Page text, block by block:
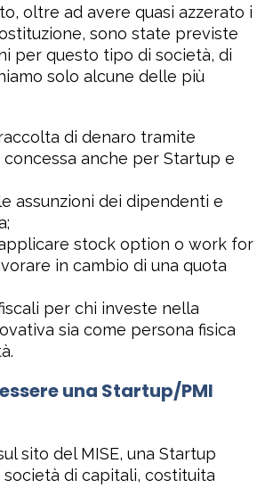
oltre ad avere quasi azzerato i
sono state previste
per questo tipo di società, di
solo alcune delle più
di denaro tramite
anche per Startup e
assunzioni dei dipendenti e
stock option o work for
in cambio di una quota
per chi investe nella
sia come persona fisica
una Startup/PMI
sito del MISE, una Startup
società di capitali, costituita